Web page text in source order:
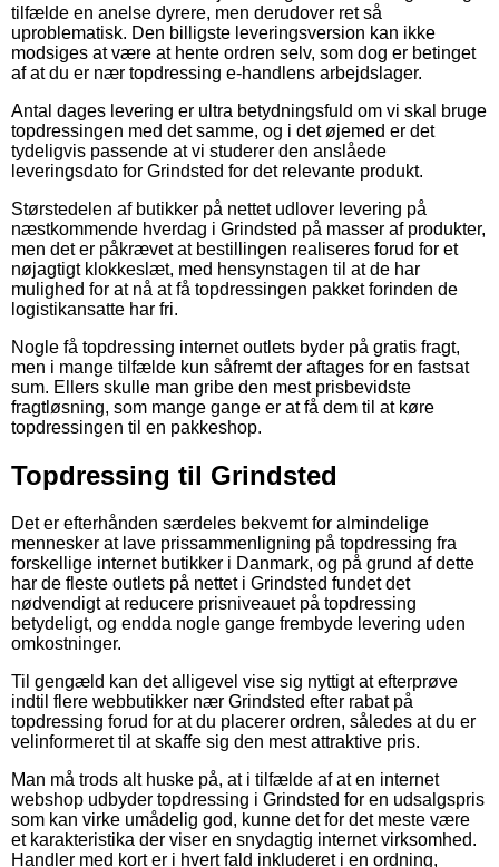
tilfælde en anelse dyrere, men derudover ret så
uproblematisk. Den billigste leveringsversion kan ikke
modsiges at være at hente ordren selv, som dog er betinget
af at du er nær topdressing e-handlens arbejdslager.
Antal dages levering er ultra betydningsfuld om vi skal bruge
topdressingen med det samme, og i det øjemed er det
tydeligvis passende at vi studerer den anslåede
leveringsdato for Grindsted for det relevante produkt.
Størstedelen af butikker på nettet udlover levering på
næstkommende hverdag i Grindsted på masser af produkter,
men det er påkrævet at bestillingen realiseres forud for et
nøjagtigt klokkeslæt, med hensynstagen til at de har
mulighed for at nå at få topdressingen pakket forinden de
logistikansatte har fri.
Nogle få topdressing internet outlets byder på gratis fragt,
men i mange tilfælde kun såfremt der aftages for en fastsat
sum. Ellers skulle man gribe den mest prisbevidste
fragtløsning, som mange gange er at få dem til at køre
topdressingen til en pakkeshop.
Topdressing til Grindsted
Det er efterhånden særdeles bekvemt for almindelige
mennesker at lave prissammenligning på topdressing fra
forskellige internet butikker i Danmark, og på grund af dette
har de fleste outlets på nettet i Grindsted fundet det
nødvendigt at reducere prisniveauet på topdressing
betydeligt, og endda nogle gange frembyde levering uden
omkostninger.
Til gengæld kan det alligevel vise sig nyttigt at efterprøve
indtil flere webbutikker nær Grindsted efter rabat på
topdressing forud for at du placerer ordren, således at du er
velinformeret til at skaffe sig den mest attraktive pris.
Man må trods alt huske på, at i tilfælde af at en internet
webshop udbyder topdressing i Grindsted for en udsalgspris
som kan virke umådelig god, kunne det for det meste være
et karakteristika der viser en snydagtig internet virksomhed.
Handler med kort er i hvert fald inkluderet i en ordning,